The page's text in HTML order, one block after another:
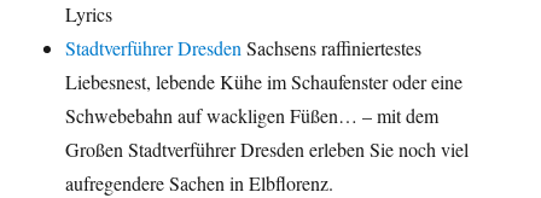
Lyrics
Stadtverführer DresdenSachsens raffiniertestes
Liebesnest, lebende Kühe im Schaufenster oder eine
Schwebebahn auf wackligen Füßen… – mit dem
Großen Stadtverführer Dresden erleben Sie noch viel
aufregendere Sachen in Elbflorenz.